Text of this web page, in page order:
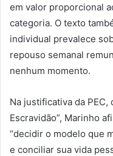
em valor proporcional
categoria. O texto
individual prevalece
repouso semanal
nenhum momento.
Na justificativa da PEC,
Escravidão”, Marinho
“decidir o modelo que
e conciliar sua vida